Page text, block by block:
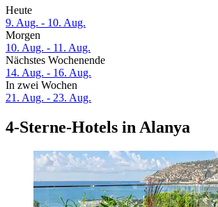
Heute
9. Aug. - 10. Aug.
Morgen
10. Aug. - 11. Aug.
Nächstes Wochenende
14. Aug. - 16. Aug.
In zwei Wochen
21. Aug. - 23. Aug.
4-Sterne-Hotels in Alanya